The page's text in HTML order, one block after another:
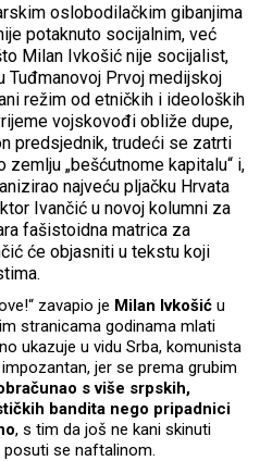
oslobodilačkim gibanjima
potaknuto socijalnim, već
Milan Ivkošić nije socijalist,
Tuđmanovoj Prvoj medijskoj
režim od etničkih i ideoloških
vojskovođi obliže dupe,
predsjednik, trudeći se zatrti
„bešćutnome kapitalu“ i,
najveću pljačku Hrvata
Ivančić u novoj kolumni za
fašistoidna matrica za
će objasniti u tekstu koji
zavapio je Milan Ivkošić u
stranicama godinama mlati
ukazuje u vidu Srba, komunista
jer se prema grubim
s više srpskih,
bandita nego pripadnici
, s tim da još ne kani skinuti
se naftalinom.